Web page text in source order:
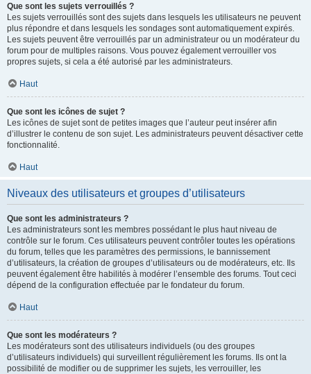
Que sont les sujets verrouillés ?
Les sujets verrouillés sont des sujets dans lesquels les utilisateurs ne peuvent
plus répondre et dans lesquels les sondages sont automatiquement expirés.
Les sujets peuvent être verrouillés par un administrateur ou un modérateur du
forum pour de multiples raisons. Vous pouvez également verrouiller vos
propres sujets, si cela a été autorisé par les administrateurs.
Haut
Que sont les icônes de sujet ?
Les icônes de sujet sont de petites images que l’auteur peut insérer afin
d’illustrer le contenu de son sujet. Les administrateurs peuvent désactiver cette
fonctionnalité.
Haut
Niveaux des utilisateurs et groupes d’utilisateurs
Que sont les administrateurs ?
Les administrateurs sont les membres possédant le plus haut niveau de
contrôle sur le forum. Ces utilisateurs peuvent contrôler toutes les opérations
du forum, telles que les paramètres des permissions, le bannissement
d’utilisateurs, la création de groupes d’utilisateurs ou de modérateurs, etc. Ils
peuvent également être habilités à modérer l’ensemble des forums. Tout ceci
dépend de la configuration effectuée par le fondateur du forum.
Haut
Que sont les modérateurs ?
Les modérateurs sont des utilisateurs individuels (ou des groupes
d’utilisateurs individuels) qui surveillent régulièrement les forums. Ils ont la
possibilité de modifier ou de supprimer les sujets, les verrouiller, les